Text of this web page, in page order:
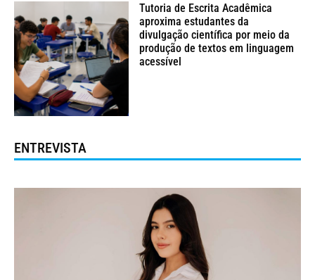
Tutoria de Escrita Acadêmica
aproxima estudantes da
divulgação científica por meio da
produção de textos em linguagem
acessível
ENTREVISTA